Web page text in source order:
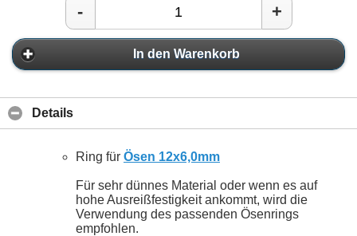
- +
In den Warenkorb
Details
Ring für Ösen 12x6,0mm
Für sehr dünnes Material oder wenn es auf
hohe Ausreißfestigkeit ankommt, wird die
Verwendung des passenden Ösenrings
empfohlen.